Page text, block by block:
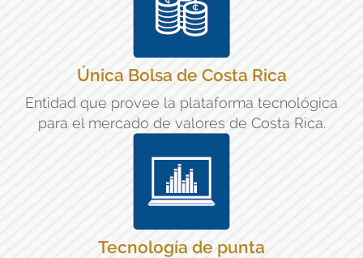
Única Bolsa de Costa Rica
Entidad que provee la plataforma tecnológica
para el mercado de valores de Costa Rica.
Tecnología de punta